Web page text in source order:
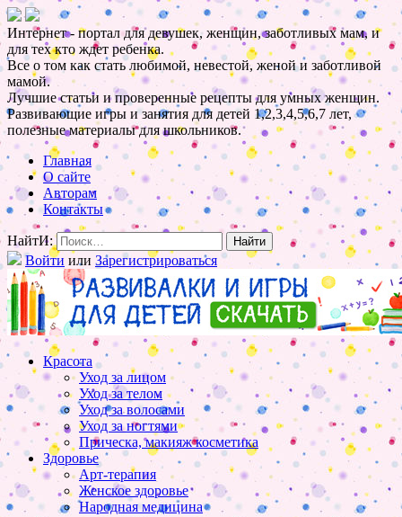
Интернет - портал для девушек, женщин, заботливых мам, и
для тех кто ждет ребенка.
Все о том как стать любимой, невестой, женой и заботливой
мамой.
Лучшие статьи и проверенные рецепты для умных женщин.
Развивающие игры и занятия для детей 1,2,3,4,5,6,7 лет,
полезные материалы для школьников.
Главная
О сайте
Авторам
Контакты
НайтИ:
Войти или Зарегистрироваться
Красота
Уход за лицом
Уход за телом
Уход за волосами
Уход за ногтями
Прическа, макияж косметика
Здоровье
Арт-терапия
Женское здоровье
Народная медицина